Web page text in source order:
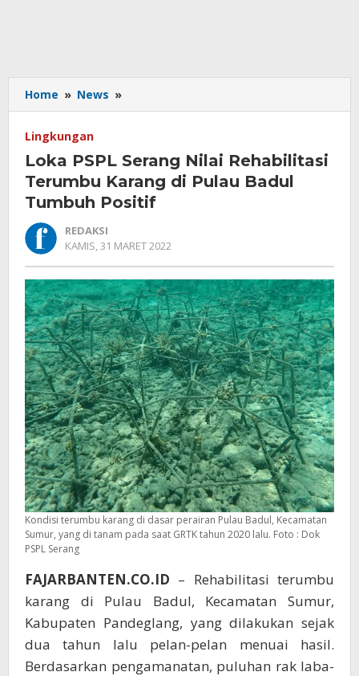
Home » News »
PSPL
Rehabilitasi
Terumbu
Karang
di
Badul
Tumbuh
Positif
Lingkungan
Loka PSPL Serang Nilai Rehabilitasi
Terumbu Karang di Pulau Badul
Tumbuh Positif
REDAKSI
KAMIS, 31 MARET 2022
Kondisi terumbu karang di dasar perairan Pulau Badul, Kecamatan
Sumur, yang di tanam pada saat GRTK tahun 2020 lalu. Foto : Dok
PSPL Serang
FAJARBANTEN.CO.ID – Rehabilitasi terumbu
karang di Pulau Badul, Kecamatan Sumur,
Kabupaten Pandeglang, yang dilakukan sejak
dua tahun lalu pelan-pelan menuai hasil.
Berdasarkan pengamanatan, puluhan rak laba-